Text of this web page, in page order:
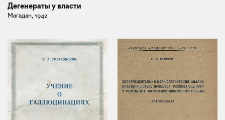
Дегенераты у власти
Магадан, 1942